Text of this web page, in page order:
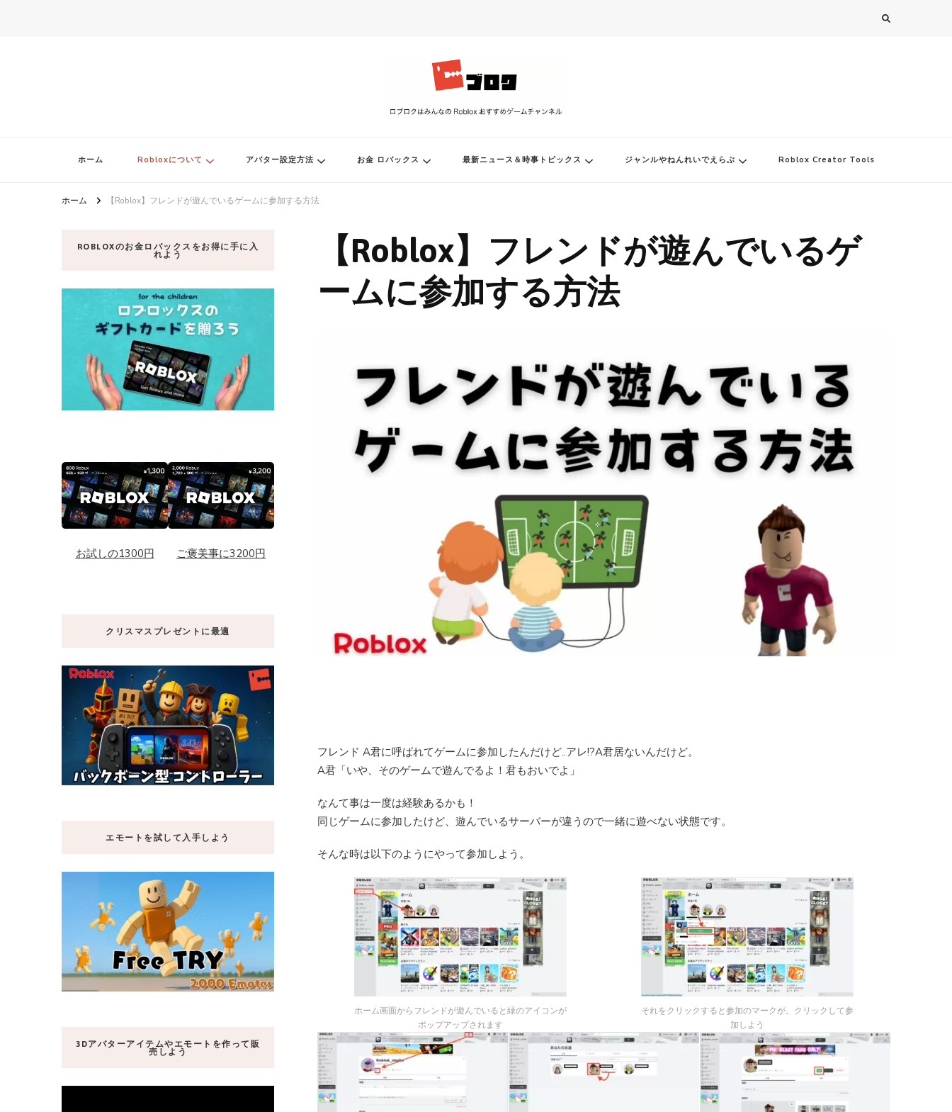
ホーム Robloxについて アバター設定方法 お金 ロバックス 最新ニュース＆時事トピックス ジャンルやねんれいでえらぶ Roblox Creator Tools
ホーム 【Roblox】フレンドが遊んでいるゲームに参加する方法
【Roblox】フレンドが遊んでいるゲ
ームに参加する方法
フレンド A君に呼ばれてゲームに参加したんだけど..アレ!?A君居ないんだけど。
A君「いや、そのゲームで遊んでるよ！君もおいでよ」
なんて事は一度は経験あるかも！
同じゲームに参加したけど、遊んでいるサーバーが違うので一緒に遊べない状態です。
そんな時は以下のようにやって参加しよう。
ホーム画面からフレンドが遊んでいると緑のアイコンが
ポップアップされます
それをクリックすると参加のマークが。クリックして参
加しよう
ROBLOXのお金ロバックスをお得に手に入
れよう
お試しの1300円 ご褒美事に3200円
クリスマスプレゼントに最適
エモートを試して入手しよう
3Dアバターアイテムやエモートを作って販
売しよう